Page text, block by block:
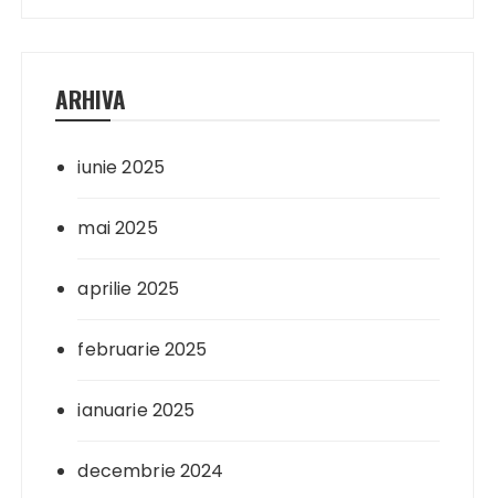
ARHIVA
iunie 2025
mai 2025
aprilie 2025
februarie 2025
ianuarie 2025
decembrie 2024